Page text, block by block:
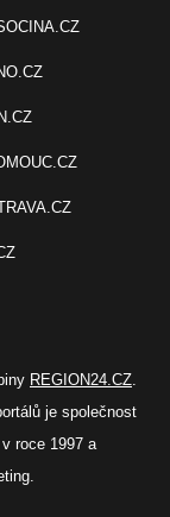
REGION24.CZ.
je společnost
roce 1997 a